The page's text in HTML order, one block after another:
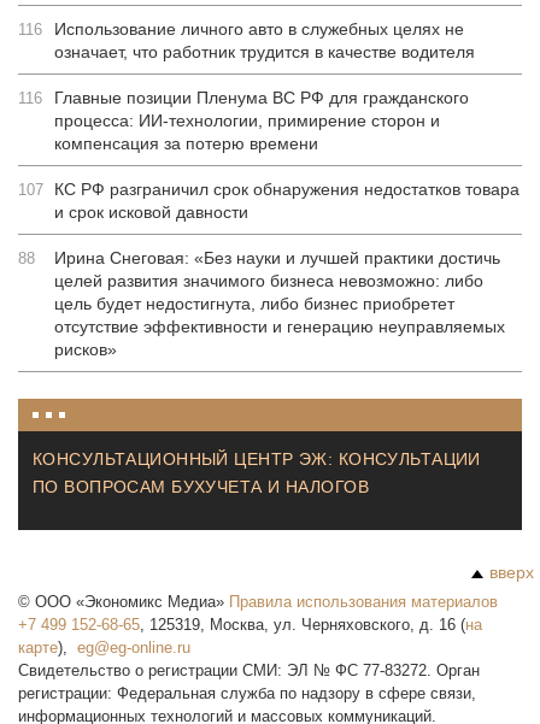
116
Использование личного авто в служебных целях не
означает, что работник трудится в качестве водителя
116
Главные позиции Пленума ВС РФ для гражданского
процесса: ИИ-технологии, примирение сторон и
компенсация за потерю времени
107
КС РФ разграничил срок обнаружения недостатков товара
и срок исковой давности
88
Ирина Снеговая: «Без науки и лучшей практики достичь
целей развития значимого бизнеса невозможно: либо
цель будет недостигнута, либо бизнес приобретет
отсутствие эффективности и генерацию неуправляемых
рисков»
КОНСУЛЬТАЦИОННЫЙ ЦЕНТР ЭЖ: КОНСУЛЬТАЦИИ
ПО ВОПРОСАМ БУХУЧЕТА И НАЛОГОВ
вверх
© ООО «Экономикс Медиа» Правила использования материалов
+7 499 152-68-65, 125319, Москва, ул. Черняховского, д. 16 (на
карте),
Свидетельство о регистрации СМИ: ЭЛ № ФС 77-83272. Орган
регистрации: Федеральная служба по надзору в сфере связи,
информационных технологий и массовых коммуникаций.